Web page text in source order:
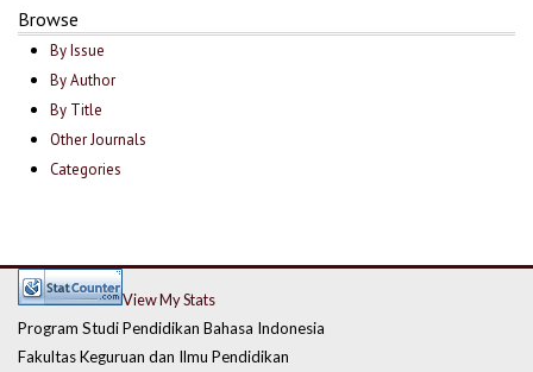
Browse
By Issue
By Author
By Title
Other Journals
Categories
View My Stats
Program Studi Pendidikan Bahasa Indonesia
Fakultas Keguruan dan Ilmu Pendidikan